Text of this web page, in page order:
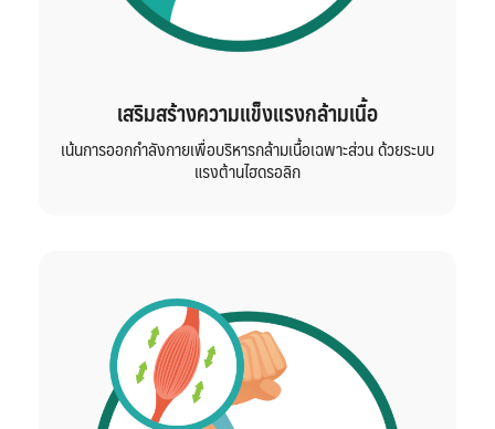
เสริมสร้างความแข็งแรงกล้ามเนื้อ
เน้นการออกกำลังกายเพื่อบริหารกล้ามเนื้อเฉพาะส่วน ด้วยระบบ
แรงต้านไฮดรอลิก